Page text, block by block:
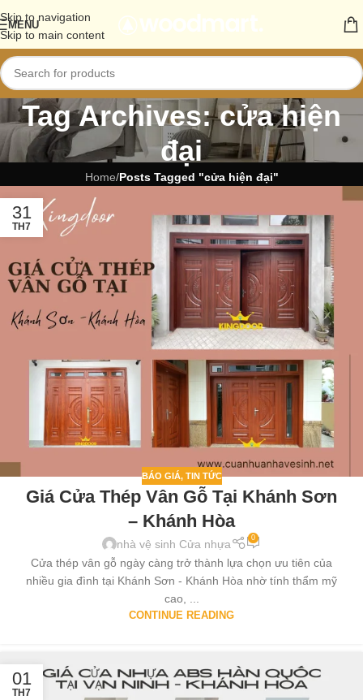
Skip to navigation
Skip to main content
MENU
Tag Archives: cửa hiện
đại
Home/Posts Tagged "cửa hiện đại"
31
TH7
BÁO GIÁ, TIN TỨC
Giá Cửa Thép Vân Gỗ Tại Khánh Sơn
– Khánh Hòa
nhà vệ sinh Cửa nhựa 0
Cửa thép vân gỗ ngày càng trở thành lựa chọn ưu tiên của
nhiều gia đình tại Khánh Sơn - Khánh Hòa nhờ tính thẩm mỹ
cao, ...
CONTINUE READING
01
TH7